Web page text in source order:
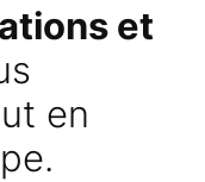
et
en